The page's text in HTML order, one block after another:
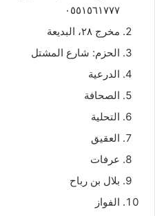
٠٥٥١٥٦١٧٧٧
مخرج ٢٨، البديعة
الحزم: شارع المشتل
الدرعية
الصحافة
التحلية
العقيق
عرفات
بلال بن رباح
الفواز